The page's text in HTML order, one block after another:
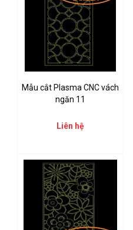
Mẫu cắt Plasma CNC vách
ngăn 11
Liên hệ